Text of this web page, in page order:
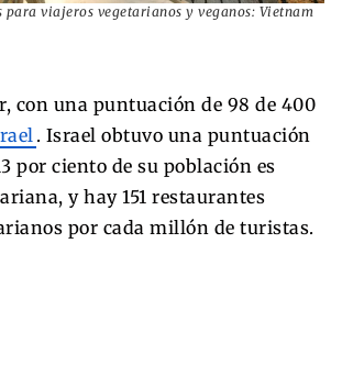
para viajeros vegetarianos y veganos: Vietnam
con una puntuación de 98 de 400
. Israel obtuvo una puntuación
por ciento de su población es
y hay 151 restaurantes
por cada millón de turistas.